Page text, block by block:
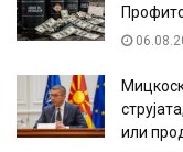
или